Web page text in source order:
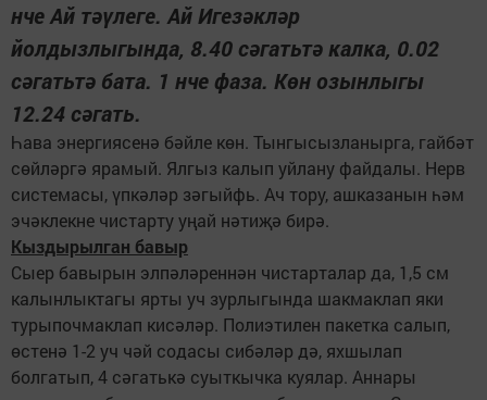
нче Ай тәүлеге. Ай Игезәкләр
йолдызлыгында, 8.40 сәгатьтә калка, 0.02
сәгатьтә бата. 1 нче фаза. Көн озынлыгы
12.24 сәгать.
Һава энергиясенә бәйле көн. Тынгысызланырга, гайбәт
сөйләргә ярамый. Ялгыз калып уйлану файдалы. Нерв
системасы, үпкәләр зәгыйфь. Ач тору, ашказанын һәм
эчәклекне чистарту уңай нәтиҗә бирә.
Кыздырылган бавыр
Сыер бавырын элпәләреннән чистарталар да, 1,5 см
калынлыктагы ярты уч зурлыгында шакмаклап яки
турыпочмаклап кисәләр. Полиэтилен пакетка салып,
өстенә 1-2 уч чәй содасы сибәләр дә, яхшылап
болгатып, 4 сәгатькә суыткычка куялар. Аннары